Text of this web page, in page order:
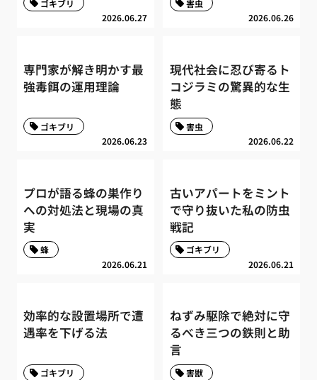
2026.06.27
ゴキブリ
2026.06.26
害虫
専門家が解き明かす最
強毒餌の運用理論
2026.06.23
ゴキブリ
現代社会に忍び寄るト
コジラミの驚異的な生
態
2026.06.22
害虫
プロが語る蜂の巣作り
への対処法と現場の真
実
2026.06.21
蜂
古いアパートをミント
で守り抜いた私の防虫
戦記
2026.06.21
ゴキブリ
効率的な設置場所で遭
遇率を下げる法
ゴキブリ
ねずみ駆除で絶対に守
るべき三つの鉄則と助
言
害獣